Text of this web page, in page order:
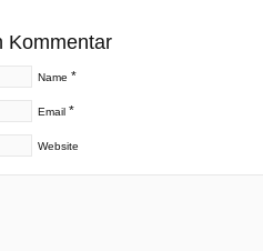
Kommentar
Name *
Email *
Website